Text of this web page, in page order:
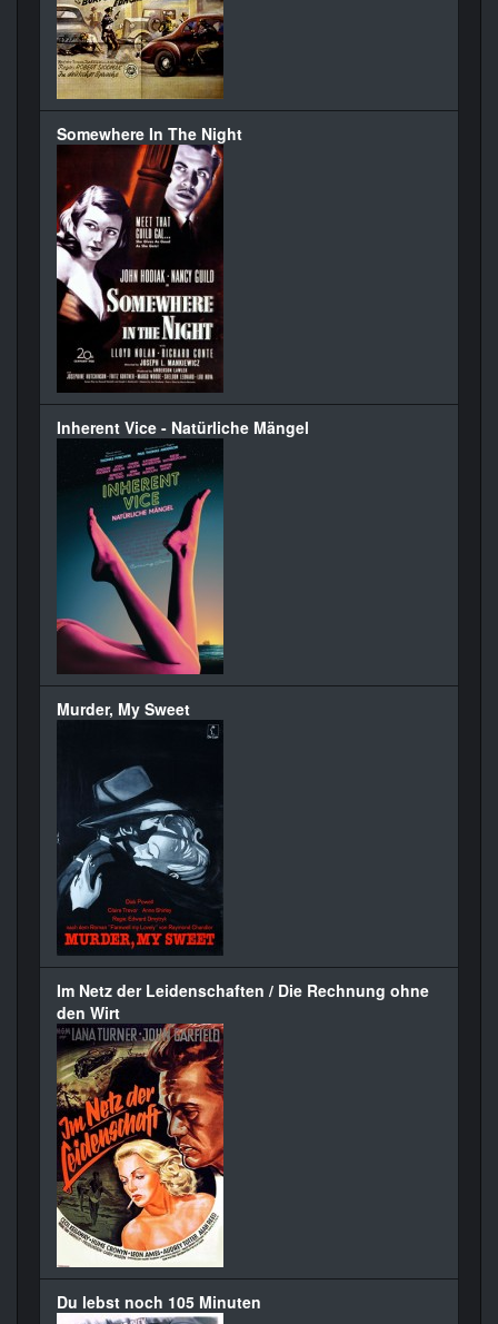
Somewhere In The Night
Inherent Vice - Natürliche Mängel
Murder, My Sweet
Im Netz der Leidenschaften / Die Rechnung ohne
den Wirt
Du lebst noch 105 Minuten